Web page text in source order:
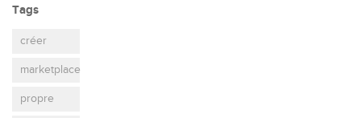
Tags
créer
marketplace
propre